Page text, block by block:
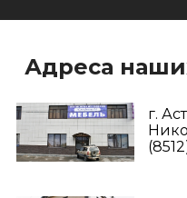
Адреса
г.